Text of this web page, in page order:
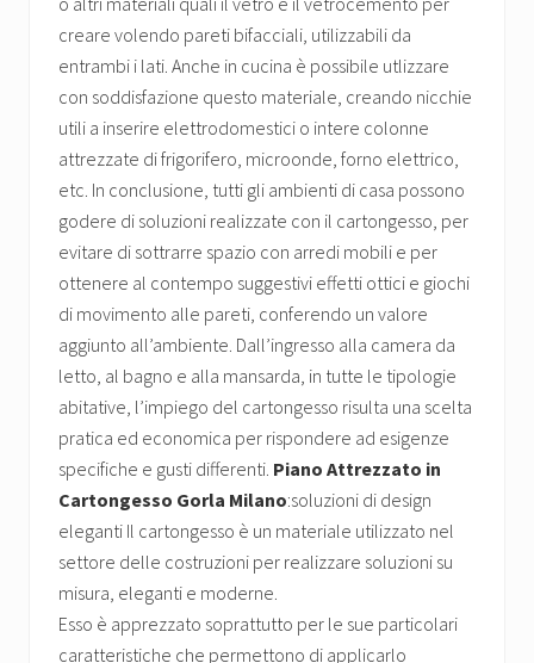
creare volendo pareti bifacciali, utilizzabili da
entrambi i lati. Anche in cucina è possibile utlizzare
con soddisfazione questo materiale, creando nicchie
utili a inserire elettrodomestici o intere colonne
attrezzate di frigorifero, microonde, forno elettrico,
etc. In conclusione, tutti gli ambienti di casa possono
godere di soluzioni realizzate con il cartongesso, per
evitare di sottrarre spazio con arredi mobili e per
ottenere al contempo suggestivi effetti ottici e giochi
di movimento alle pareti, conferendo un valore
aggiunto all’ambiente. Dall’ingresso alla camera da
letto, al bagno e alla mansarda, in tutte le tipologie
abitative, l’impiego del cartongesso risulta una scelta
pratica ed economica per rispondere ad esigenze
specifiche e gusti differenti. Piano Attrezzato in
Cartongesso Gorla Milano:soluzioni di design
eleganti Il cartongesso è un materiale utilizzato nel
settore delle costruzioni per realizzare soluzioni su
misura, eleganti e moderne.
Esso è apprezzato soprattutto per le sue particolari
caratteristiche che permettono di applicarlo